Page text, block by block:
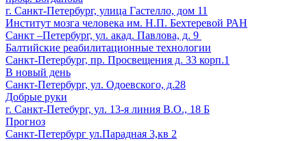
г. Санкт-Петербург, улица Гастелло, дом 11
Институт мозга человека им. Н.П. Бехтеревой РАН
Санкт –Петербург, ул. акад. Павлова, д. 9
Балтийские реабилитационные технологии
Санкт-Петербург, пр. Просвещения д. 33 корп.1
В новый день
Санкт-Петербург, ул. Одоевского, д.28
Добрые руки
г. Санкт-Петебург, ул. 13-я линия В.О., 18 Б
Прогноз
Санкт-Петербург ул.Парадная 3,кв 2